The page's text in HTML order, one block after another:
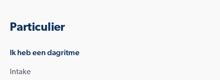
Particulier
Ik heb een dagritme
Intake